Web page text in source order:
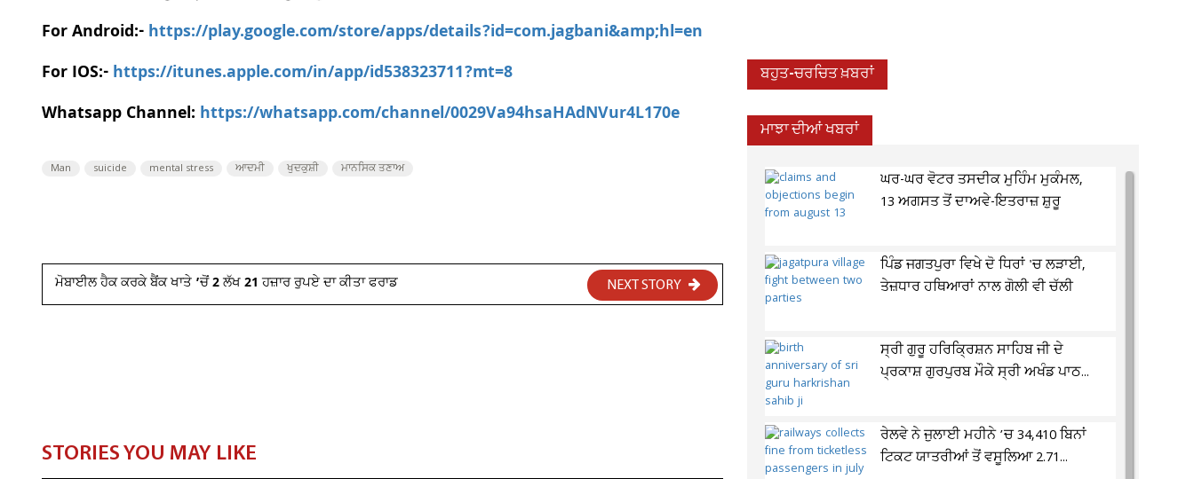
For Android:-https://play.google.com/store/apps/details?id=com.jagbani&amp;hl=en
For IOS:-https://itunes.apple.com/in/app/id538323711?mt=8
Whatsapp Channel: https://whatsapp.com/channel/0029Va94hsaHAdNVur4L170e
Man suicide mental stress ਆਦਮੀ ਖੁਦਕੁਸ਼ੀ ਮਾਨਸਿਕ ਤਣਾਅ
ਮੋਬਾਈਲ ਹੈਕ ਕਰਕੇ ਬੈਂਕ ਖਾਤੇ ’ਚੋਂ 2 ਲੱਖ 21 ਹਜ਼ਾਰ ਰੁਪਏ ਦਾ ਕੀਤਾ ਫਰਾਡ NEXT STORY
STORIES YOU MAY LIKE
ਬਹੁਤ-ਚਰਚਿਤ ਖ਼ਬਰਾਂ
ਮਾਝਾ ਦੀਆਂ ਖਬਰਾਂ
ਘਰ-ਘਰ ਵੋਟਰ ਤਸਦੀਕ ਮੁਹਿੰਮ ਮੁਕੰਮਲ,
13 ਅਗਸਤ ਤੋਂ ਦਾਅਵੇ-ਇਤਰਾਜ਼ ਸ਼ੁਰੂ
ਪਿੰਡ ਜਗਤਪੁਰਾ ਵਿਖੇ ਦੋ ਧਿਰਾਂ 'ਚ ਲੜਾਈ,
ਤੇਜ਼ਧਾਰ ਹਥਿਆਰਾਂ ਨਾਲ ਗੋਲੀ ਵੀ ਚੱਲੀ
ਸ੍ਰੀ ਗੁਰੂ ਹਰਿਕ੍ਰਿਸ਼ਨ ਸਾਹਿਬ ਜੀ ਦੇ
ਪ੍ਰਕਾਸ਼ ਗੁਰਪੁਰਬ ਮੌਕੇ ਸ੍ਰੀ ਅਖੰਡ ਪਾਠ...
ਰੇਲਵੇ ਨੇ ਜੁਲਾਈ ਮਹੀਨੇ ’ਚ 34,410 ਬਿਨਾਂ
ਟਿਕਟ ਯਾਤਰੀਆਂ ਤੋਂ ਵਸੂਲਿਆ 2.71...